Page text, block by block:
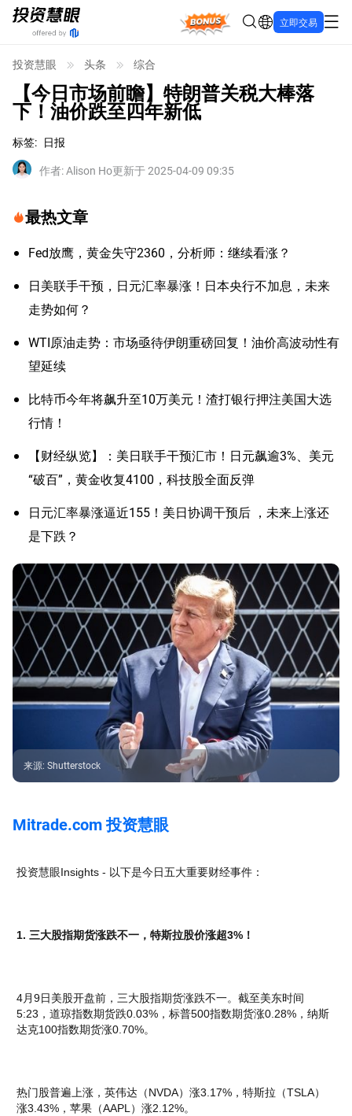
Bonus 立即交易
投资慧眼 头条 综合
【今日市场前瞻】特朗普关税大棒落
下！油价跌至四年新低
标签: 日报
作者:Alison Ho更新于 2025-04-09 09:35
最热文章
Fed放鹰，黄金失守2360，分析师：继续看涨？
日美联手干预，日元汇率暴涨！日本央行不加息，未来
走势如何？
WTI原油走势：市场亟待伊朗重磅回复！油价高波动性有
望延续
比特币今年将飙升至10万美元！渣打银行押注美国大选
行情！
【财经纵览】：美日联手干预汇市！日元飙逾3%、美元
“破百”，黄金收复4100，科技股全面反弹
日元汇率暴涨逼近155！美日协调干预后 ，未来上涨还
是下跌？
来源: Shutterstock
Mitrade.com 投资慧眼
投资慧眼Insights - 以下是今日五大重要财经事件：
1. 三大股指期货涨跌不一，特斯拉股价涨超3%！
4月9日美股开盘前，三大股指期货涨跌不一。截至美东时间
5:23，道琼指数期货跌0.03%，标普500指数期货涨0.28%，纳斯
达克100指数期货涨0.70%。
热门股普遍上涨，英伟达（NVDA）涨3.17%，特斯拉（TSLA）
涨3.43%，苹果（AAPL）涨2.12%。